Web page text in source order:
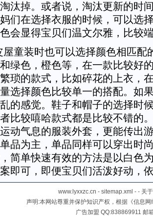
汰掉。或者说，淘汰更新的时
们在选择衣服的时候，可以选
色会显得宝贝们温文尔雅，
屋童装时也可以选择颜色相匹配
绿色，橙色等，在一款比较好
琐的款式，比如碎花的上衣，
选择颜色比较单一的搭配。如
的感觉。鞋子和帽子的选择时
比较嘻哈款式都是比较不错的
动气息的服装外套，更能传出
品为主，单品同样可以穿出时
简单快速有效的方法是以白色
案即可，即便宝贝们活泼好动
www.lyxxzc.cn - sitemap.xml - - 关
声明:本网站尊重并保护知识产权，根据《信息
广告加盟 QQ:838869911 邮